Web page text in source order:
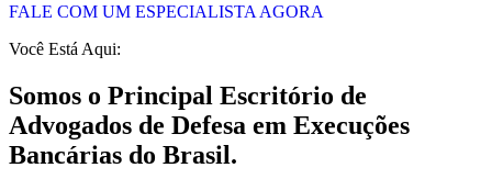
FALE COM UM ESPECIALISTA AGORA
Você Está Aqui:
Somos o Principal Escritório de
Advogados de Defesa em Execuções
Bancárias do Brasil.